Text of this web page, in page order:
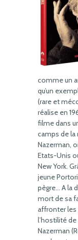
comme un
qu’un
(rare et
réalise en
filme dans
camps de la
Nazerman,
Etats-Unis
New York.
jeune
pègre… A la
mort de sa
affronter les
l’hostilité
Nazerman